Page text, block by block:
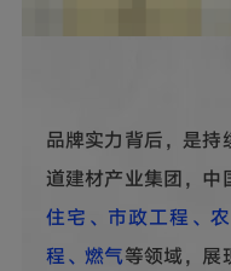
品牌实力背后，是
道建材产业集团，中
住宅、市政工程、
程、燃气等领域，展